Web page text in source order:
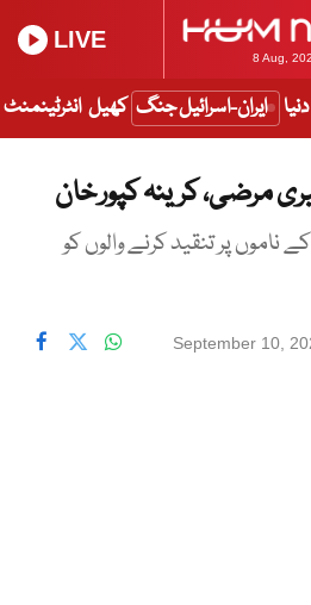
8 Aug,
LIVE
دنیا ایران-اسرائیل جنگ کھیل انٹرٹینمنٹ
مرضی، کرینہ کپور خان
ناموں پر تنقید کرنے والوں کو
September 10,